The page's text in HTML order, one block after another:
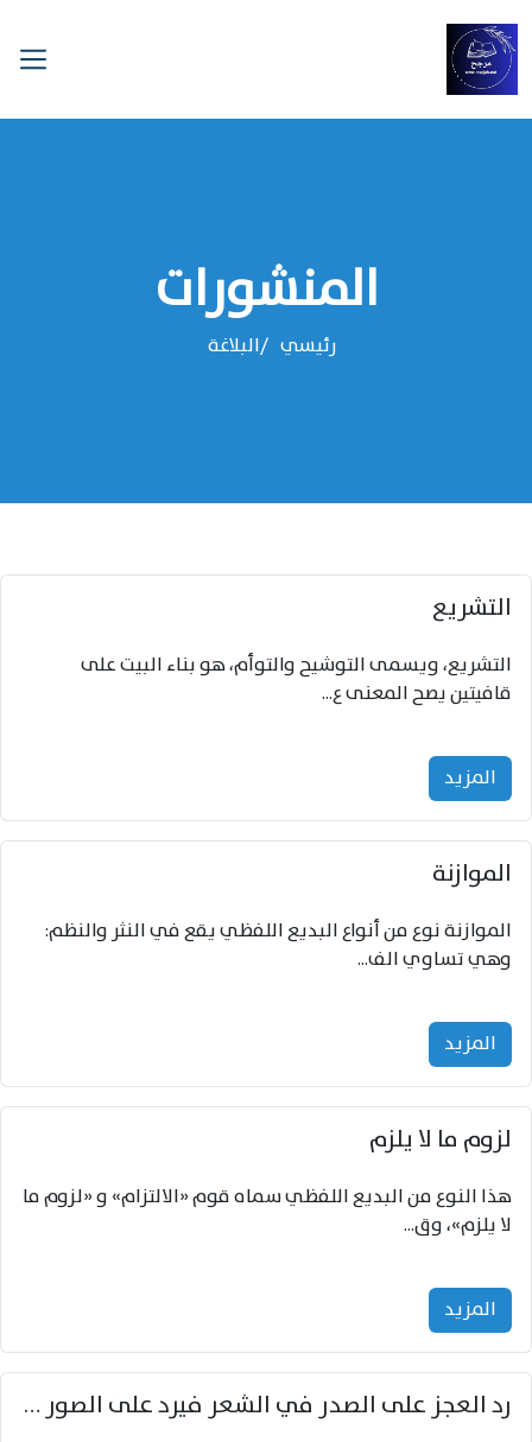
المنشورات
رئيسي البلاغة
‌‌التشريع
التشريع، ويسمى التوشيح والتوأم، هو بناء البيت على
قافيتين يصح المعنى ع...
المزید
‌‌الموازنة
الموازنة نوع من أنواع البديع اللفظي يقع في النثر والنظم:
وهي تساوي الف...
المزید
‌‌لزوم ما لا يلزم
هذا النوع من البديع اللفظي سماه قوم «الالتزام» و «لزوم ما
لا يلزم»، وق...
المزید
رد العجز على الصدر في الشعر فيرد على الصور التالية